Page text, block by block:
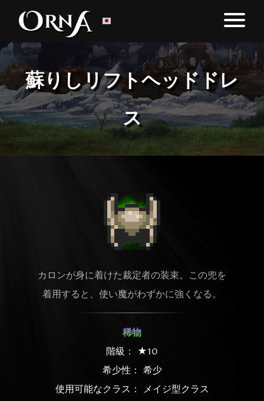
蘇りしリフトヘッドドレ
ス
カロンが身に着けた裁定者の装束。この兜を
着用すると、使い魔がわずかに強くなる。
稀物
階級： ★10
希少性： 希少
使用可能なクラス： メイジ型クラス